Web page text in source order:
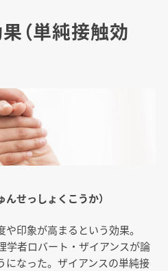
（単純接触効
せっしょくこうか）
印象が高まるという効果。
学者ロバート・ザイアンスが論
になった。ザイアンスの単純接